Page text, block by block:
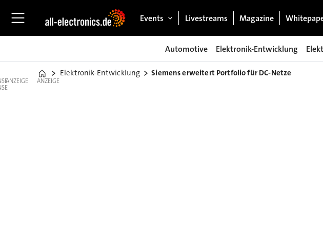
Events Livestreams Magazine
Automotive Elektronik-Entwicklung
Home
Elektronik-Entwicklung Siemens erweitert Portfolio für DC-Netze
ANZEIGE ANZEIGE